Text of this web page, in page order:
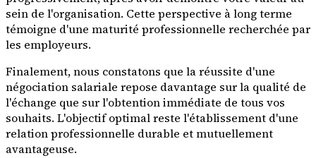
sein de l'organisation. Cette perspective à long terme
témoigne d'une maturité professionnelle recherchée par
les employeurs.
Finalement, nous constatons que la réussite d'une
négociation salariale repose davantage sur la qualité de
l'échange que sur l'obtention immédiate de tous vos
souhaits. L'objectif optimal reste l'établissement d'une
relation professionnelle durable et mutuellement
avantageuse.